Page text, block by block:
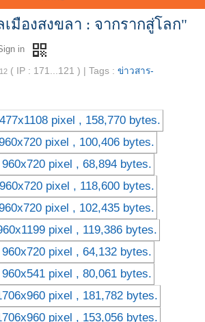
มืองสงขลา : จากรากสู่โลก"
in qr_code
( IP : 171...121 ) Tags : ข่าวสาร-